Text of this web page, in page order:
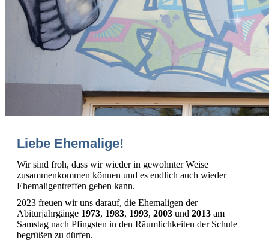
Liebe Ehemalige!
Wir sind froh, dass wir wieder in gewohnter Weise
zusammenkommen können und es endlich auch wieder
Ehemaligentreffen geben kann.
2023 freuen wir uns darauf, die Ehemaligen der
Abiturjahrgänge 1973, 1983, 1993, 2003 und 2013 am
Samstag nach Pfingsten in den Räumlichkeiten der Schule
begrüßen zu dürfen.